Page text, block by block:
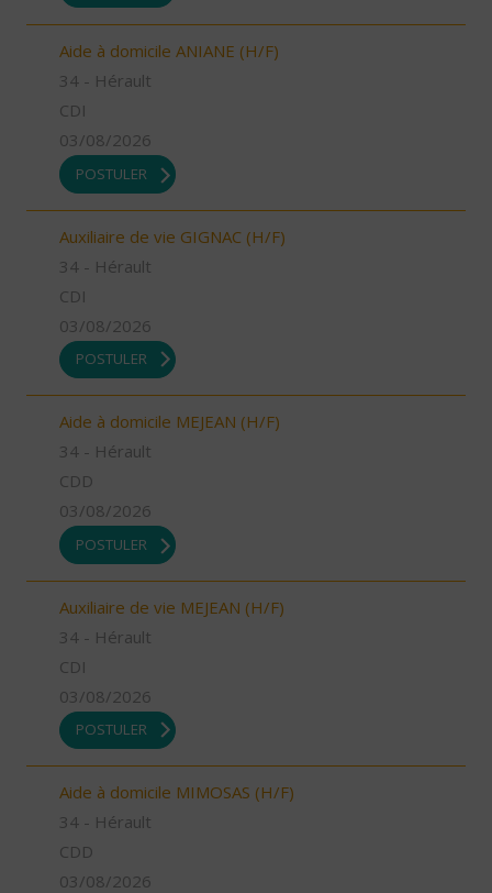
Aide à domicile ANIANE (H/F)
34 - Hérault
CDI
03/08/2026
POSTULER
Auxiliaire de vie GIGNAC (H/F)
34 - Hérault
CDI
03/08/2026
POSTULER
Aide à domicile MEJEAN (H/F)
34 - Hérault
CDD
03/08/2026
POSTULER
Auxiliaire de vie MEJEAN (H/F)
34 - Hérault
CDI
03/08/2026
POSTULER
Aide à domicile MIMOSAS (H/F)
34 - Hérault
CDD
03/08/2026